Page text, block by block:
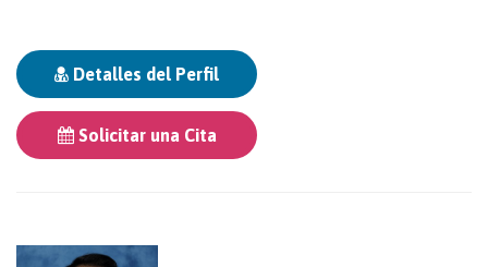
Detalles del Perfil
Solicitar una Cita